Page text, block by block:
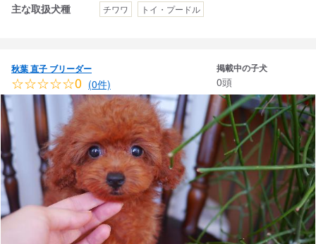
主な取扱犬種
チワワ トイ・プードル
秋葉 直子 ブリーダー
☆☆☆☆☆0 (0件)
掲載中の子犬
0頭